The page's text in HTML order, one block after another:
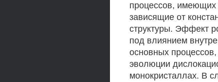
процессов, имеющих
зависящие от
структуры. Эффект
под влиянием
основных
эволюции
монокристаллах. В